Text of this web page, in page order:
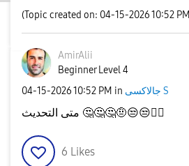
(Topic created on: 04-15-2026 10:52
AmirAlii
Beginner Level 4
‎04-15-202610:52 PM in جالاكسى S
🤔🤔🤔🤨😒😒🫩🫩
6 Likes